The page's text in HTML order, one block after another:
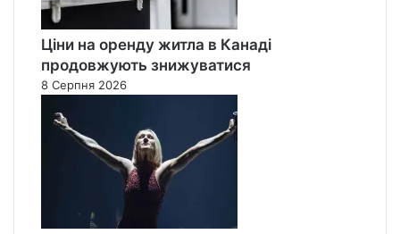
Ціни на оренду житла в Канаді
продовжують знижуватися
8 Серпня 2026